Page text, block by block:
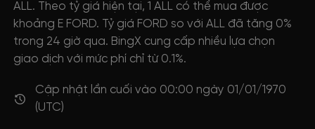
ALL. Theo tỷ giá hiện tại, 1 ALL có thể mua được
khoảng E FORD. Tỷ giá FORD so với ALL đã tăng 0%
trong 24 giờ qua. BingX cung cấp nhiều lựa chọn
giao dịch với mức phí chỉ từ 0.1%.
Cập nhật lần cuối vào 00:00 ngày 01/01/1970
(UTC)